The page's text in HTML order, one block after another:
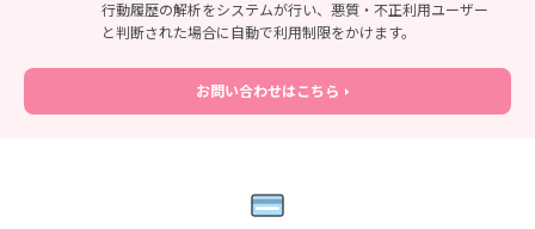
行動履歴の解析をシステムが行い、悪質・不正利用ユーザー
と判断された場合に自動で利用制限をかけます。
お問い合わせはこちら